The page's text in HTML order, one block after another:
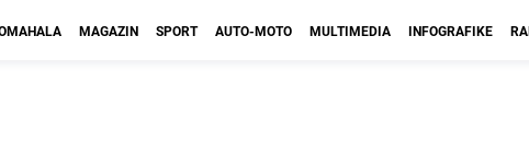
MAGAZIN SPORT AUTO-MOTO MULTIMEDIA INFOGRAFIKE